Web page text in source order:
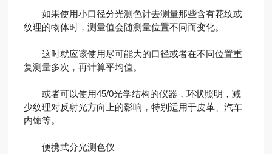
如果使用小口径分光测色计去测量那些含有花纹或
纹理的物体时，测量值会随测量位置不同而变化。
这时就应该使用尽可能大的口径或者在不同位置重
复测量多次，再计算平均值。
或者可以使用45/0光学结构的仪器，环状照明，减
少纹理对反射光方向上的影响，特别适用于皮革、汽车
内饰等。
便携式分光测色仪